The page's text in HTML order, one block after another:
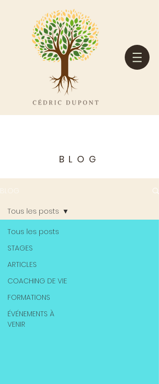
BLOG
BLOG
Tous les posts
STAGES
ARTICLES
COACHING DE VIE
FORMATIONS
ÉVÉNEMENTS À
VENIR
Tous les posts